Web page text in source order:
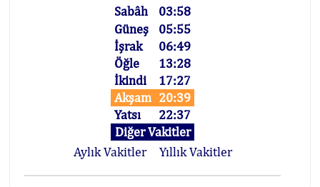
Sabâh
03:58
Güneş
05:55
İşrak
06:49
Öğle
13:28
İkindi
17:27
Akşam 20:39
Yatsı
22:37
Diğer Vakitler
Aylık Vakitler
Yıllık Vakitler